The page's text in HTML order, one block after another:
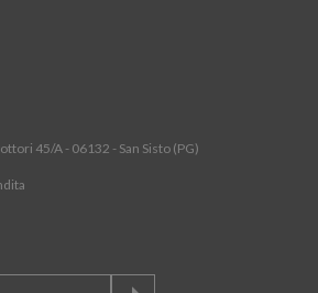
45/A - 06132 - San Sisto (PG)